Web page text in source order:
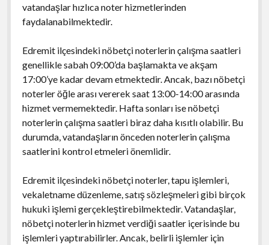
vatandaşlar hızlıca noter hizmetlerinden
faydalanabilmektedir.
Edremit ilçesindeki nöbetçi noterlerin çalışma saatleri
genellikle sabah 09:00’da başlamakta ve akşam
17:00’ye kadar devam etmektedir. Ancak, bazı nöbetçi
noterler öğle arası vererek saat 13:00-14:00 arasında
hizmet vermemektedir. Hafta sonları ise nöbetçi
noterlerin çalışma saatleri biraz daha kısıtlı olabilir. Bu
durumda, vatandaşların önceden noterlerin çalışma
saatlerini kontrol etmeleri önemlidir.
Edremit ilçesindeki nöbetçi noterler, tapu işlemleri,
vekaletname düzenleme, satış sözleşmeleri gibi birçok
hukuki işlemi gerçekleştirebilmektedir. Vatandaşlar,
nöbetçi noterlerin hizmet verdiği saatler içerisinde bu
işlemleri yaptırabilirler. Ancak, belirli işlemler için